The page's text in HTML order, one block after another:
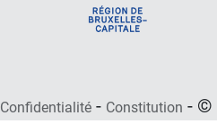
Confidentialité - Constitution - ©